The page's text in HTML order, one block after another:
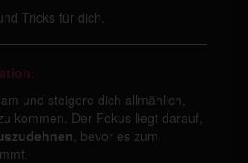
Tricks für dich.
und steigere dich allmählich,
kommen. Der Fokus liegt darauf,
, bevor es zum